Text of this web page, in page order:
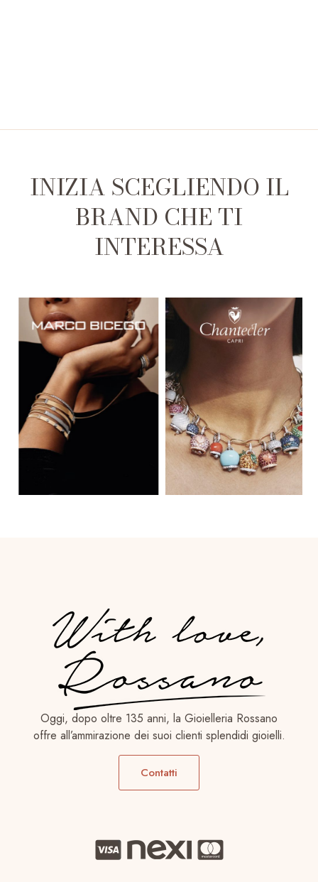
INIZIA SCEGLIENDO IL
BRAND CHE TI
INTERESSA
Oggi, dopo oltre 135 anni, la Gioielleria Rossano
offre all’ammirazione dei suoi clienti splendidi gioielli.
Contatti